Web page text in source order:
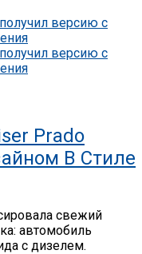
Prado
В Стиле
свежий
автомобиль
с дизелем.